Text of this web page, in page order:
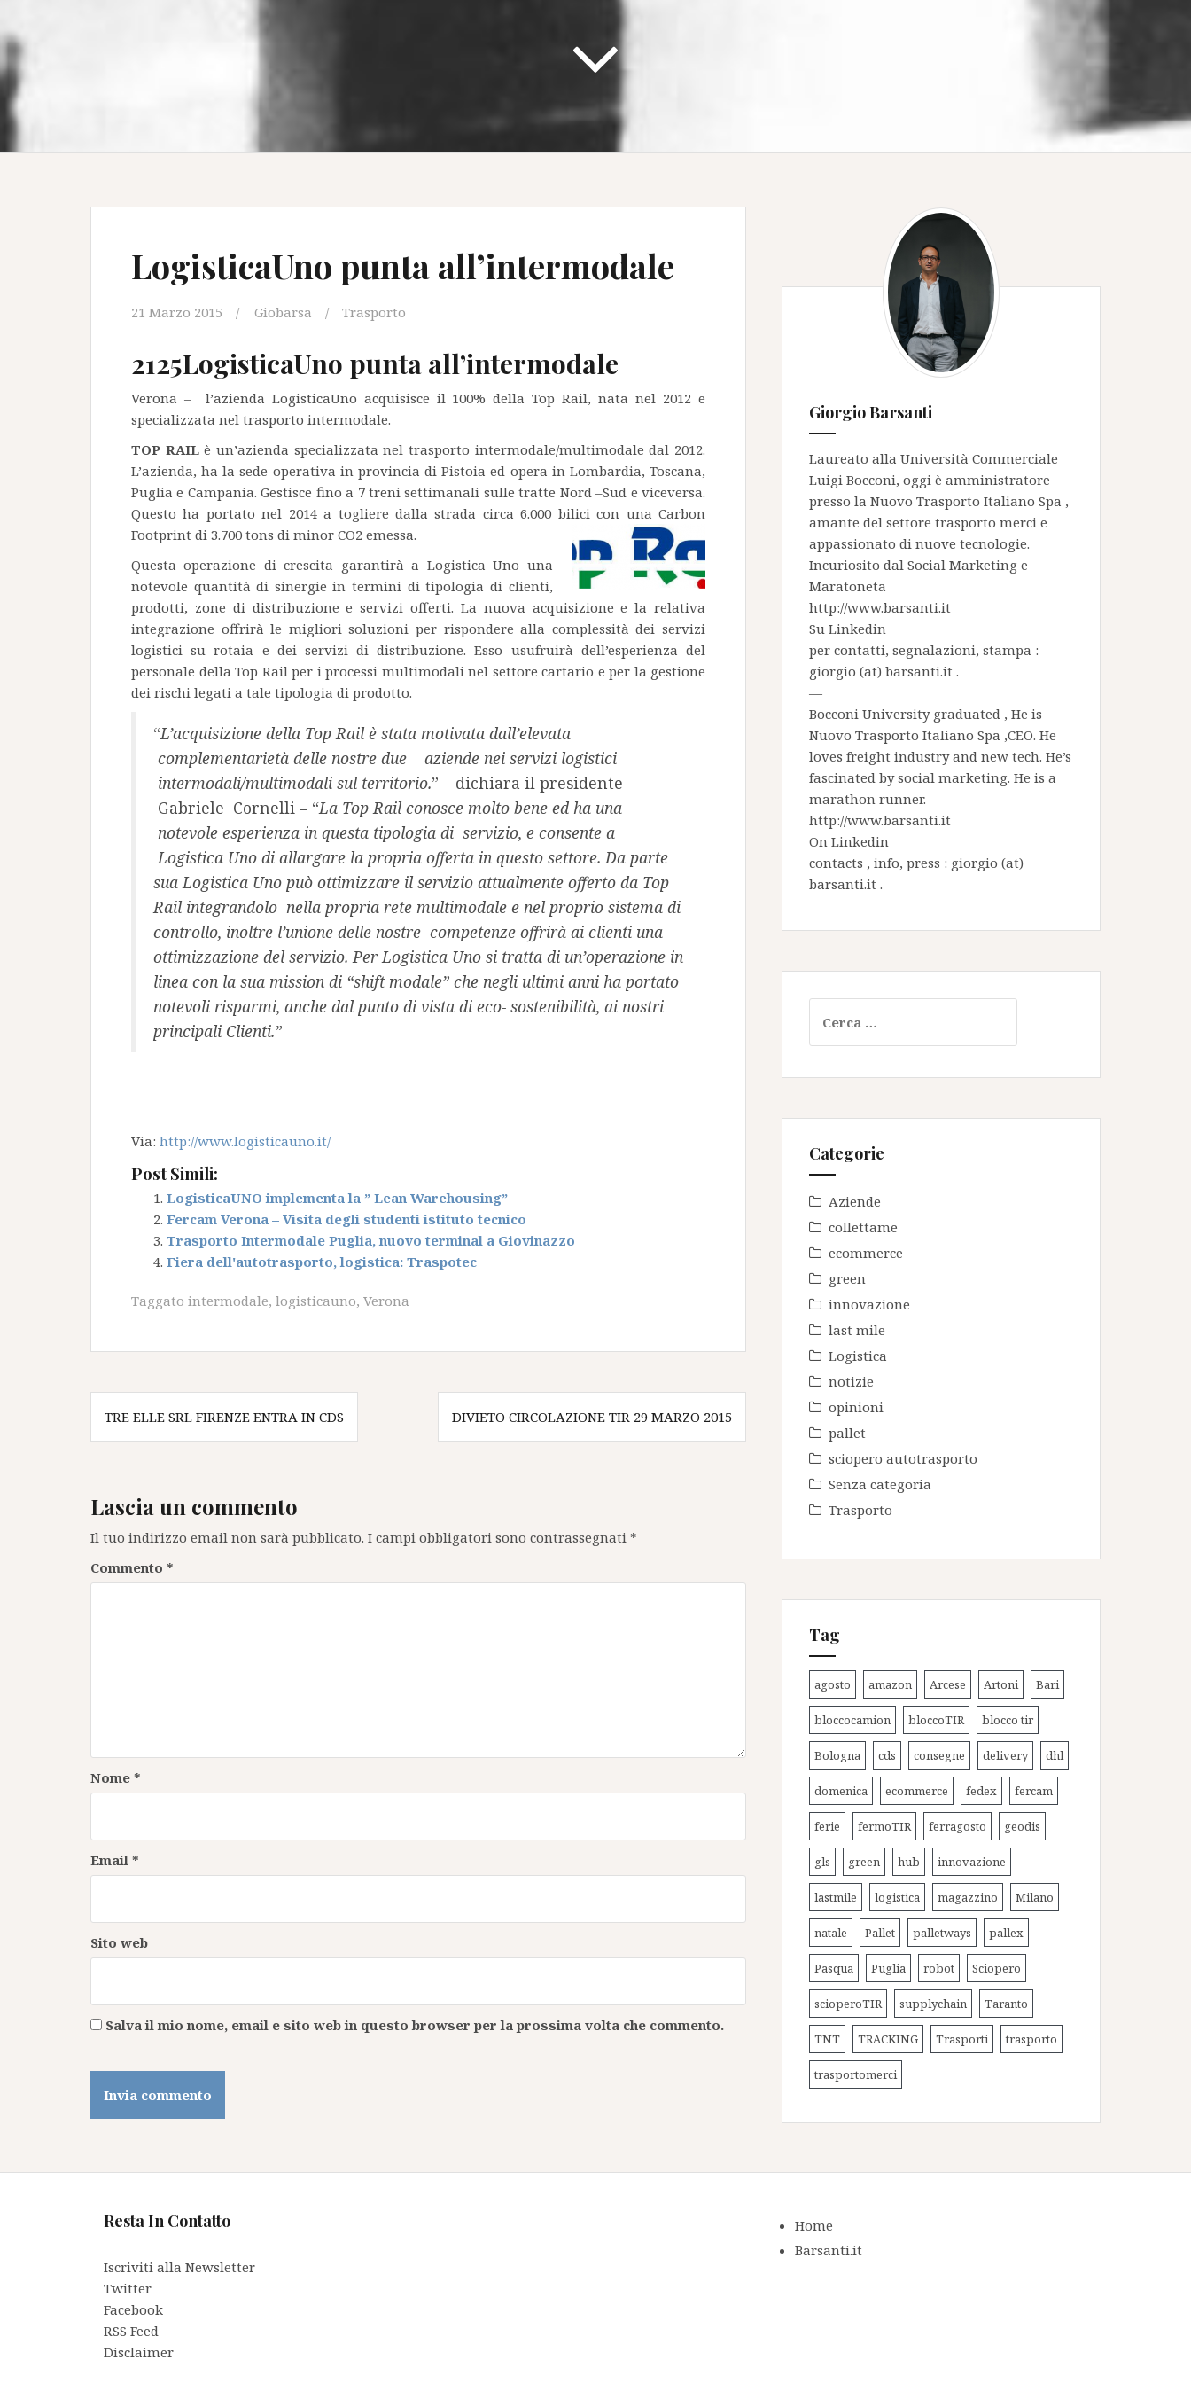
LogisticaUno punta all’intermodale
21 Marzo 2015 Giobarsa Trasporto
2125LogisticaUno punta all’intermodale
Verona – l’azienda LogisticaUno acquisisce il 100% della Top Rail, nata nel 2012 e
specializzata nel trasporto intermodale.
TOP RAILè un’azienda specializzata nel trasporto intermodale/multimodale dal 2012.
L’azienda, ha la sede operativa in provincia di Pistoia ed opera in Lombardia, Toscana,
Puglia e Campania. Gestisce fino a 7 treni settimanali sulle tratte Nord –Sud e viceversa.
Questo ha portato nel 2014 a togliere dalla strada circa 6.000 bilici con una Carbon
Footprint di 3.700 tons di minor CO2 emessa.
Questa operazione di crescita garantirà a Logistica Uno una
notevole quantità di sinergie in termini di tipologia di clienti,
prodotti, zone di distribuzione e servizi offerti. La nuova acquisizione e la relativa
integrazione offrirà le migliori soluzioni per rispondere alla complessità dei servizi
logistici su rotaia e dei servizi di distribuzione. Esso usufruirà dell’esperienza del
personale della Top Rail per i processi multimodali nel settore cartario e per la gestione
dei rischi legati a tale tipologia di prodotto.
“L’acquisizione della Top Rail è stata motivata dall’elevata
complementarietà delle nostre due aziende nei servizi logistici
intermodali/multimodali sul territorio.” – dichiara il presidente
Gabriele Cornelli – “La Top Rail conosce molto bene ed ha una
notevole esperienza in questa tipologia di servizio, e consente a
Logistica Uno di allargare la propria offerta in questo settore. Da parte
sua Logistica Uno può ottimizzare il servizio attualmente offerto da Top
Rail integrandolo nella propria rete multimodale e nel proprio sistema di
controllo, inoltre l’unione delle nostre competenze offrirà ai clienti una
ottimizzazione del servizio. Per Logistica Uno si tratta di un’operazione in
linea con la sua mission di “shift modale” che negli ultimi anni ha portato
notevoli risparmi, anche dal punto di vista di eco- sostenibilità, ai nostri
principali Clienti.”
Via: http://www.logisticauno.it/
Post Simili:
LogisticaUNO implementa la ” Lean Warehousing”
Fercam Verona – Visita degli studenti istituto tecnico
Trasporto Intermodale Puglia, nuovo terminal a Giovinazzo
Fiera dell'autotrasporto, logistica: Traspotec
Taggato intermodale, logisticauno, Verona
Navigazione
articoli
TRE ELLE SRL FIRENZE ENTRA IN CDS DIVIETO CIRCOLAZIONE TIR 29 MARZO 2015
Lascia un commento
Il tuo indirizzo email non sarà pubblicato. I campi obbligatori sono contrassegnati *
Commento *
Nome *
Email *
Sito web
Salva il mio nome, email e sito web in questo browser per la prossima volta che commento.
Giorgio Barsanti
Laureato alla Università Commerciale
Luigi Bocconi, oggi è amministratore
presso la Nuovo Trasporto Italiano Spa ,
amante del settore trasporto merci e
appassionato di nuove tecnologie.
Incuriosito dal Social Marketing e
Maratoneta
http://www.barsanti.it
Su Linkedin
per contatti, segnalazioni, stampa :
giorgio (at) barsanti.it .
—
Bocconi University graduated , He is
Nuovo Trasporto Italiano Spa ,CEO. He
loves freight industry and new tech. He’s
fascinated by social marketing. He is a
marathon runner.
http://www.barsanti.it
On Linkedin
contacts , info, press : giorgio (at)
barsanti.it .
per:
Categorie
Aziende
collettame
ecommerce
green
innovazione
last mile
Logistica
notizie
opinioni
pallet
sciopero autotrasporto
Senza categoria
Trasporto
Tag
agosto amazon Arcese Artoni Bari
bloccocamion bloccoTIR blocco tir
Bologna cds consegne delivery dhl
domenica ecommerce fedex fercam
ferie fermoTIR ferragosto geodis
gls green hub innovazione
lastmile logistica magazzino Milano
natale Pallet palletways pallex
Pasqua Puglia robot Sciopero
scioperoTIR supplychain Taranto
TNT TRACKING Trasporti trasporto
trasportomerci
Resta In Contatto
Iscriviti alla Newsletter
Twitter
Facebook
RSS Feed
Disclaimer
Home
Barsanti.it